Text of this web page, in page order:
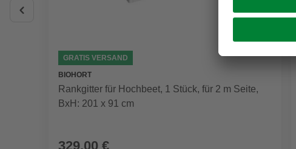
GRATIS VERSAND
BIOHORT
Rankgitter für Hochbeet, 1 Stück, für 2 m Seite,
BxH: 201 x 91 cm
329,00 €